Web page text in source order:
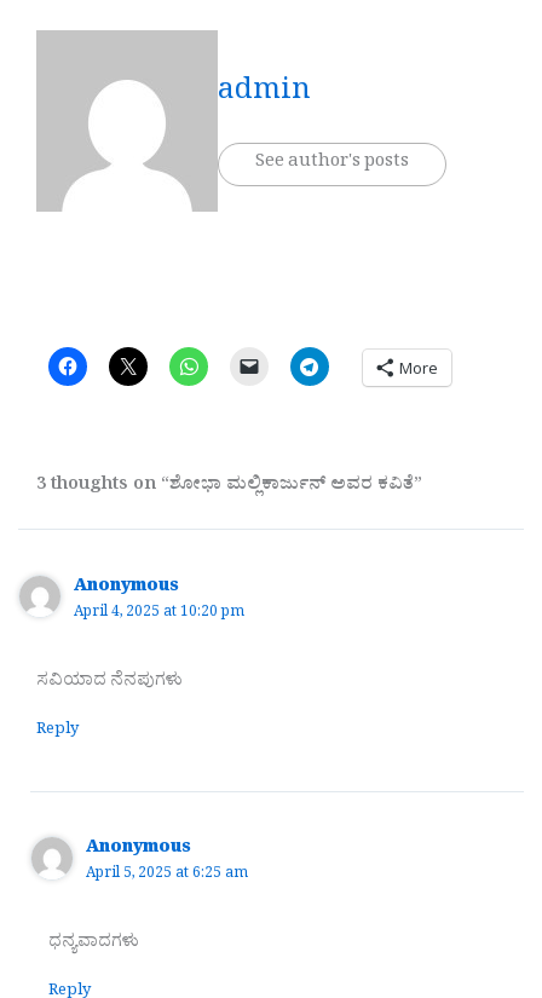
admin
See author's posts
More
3 thoughts on “ಶೋಭಾ ಮಲ್ಲಿಕಾರ್ಜುನ್‌ ಅವರ ಕವಿತೆ”
Anonymous
April 4, 2025 at 10:20 pm
ಸವಿಯಾದ ನೆನಪುಗಳು
Reply
Anonymous
April 5, 2025 at 6:25 am
ಧನ್ಯವಾದಗಳು